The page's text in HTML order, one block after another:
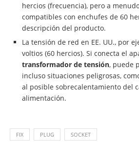
hercios (frecuencia), pero a
compatibles con enchufes de 60
descripción del producto.
La tensión de red en EE. UU., por
voltios (60 hercios). Si conecta el
transformador de tensión, puede
incluso situaciones peligrosas,
al posible sobrecalentamiento del
alimentación.
FIX PLUG SOCKET